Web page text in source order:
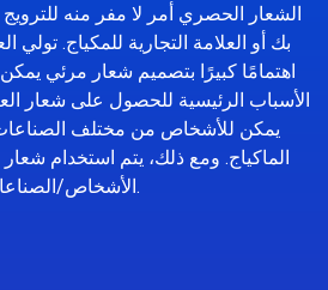
الشعار الحصري أمر لا مفر منه
بك أو العلامة التجارية للمكياج. تولي
اهتمامًا كبيرًا بتصميم شعار مرئي
الأسباب الرئيسية للحصول على شعار
يمكن للأشخاص من مختلف
الماكياج. ومع ذلك، يتم استخدام
الأشخاص/الصناعات.